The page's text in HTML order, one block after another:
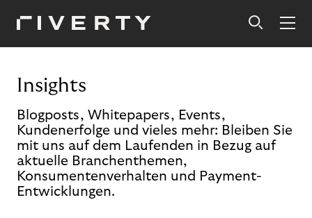
Insights
Blogposts, Whitepapers, Events,
Kundenerfolge und vieles mehr: Bleiben Sie
mit uns auf dem Laufenden in Bezug auf
aktuelle Branchenthemen,
Konsumentenverhalten und Payment-
Entwicklungen.